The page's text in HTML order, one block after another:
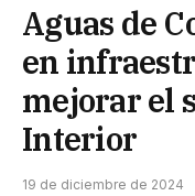
Aguas de
en
mejorar el
Interior
19 de diciembre de 2024